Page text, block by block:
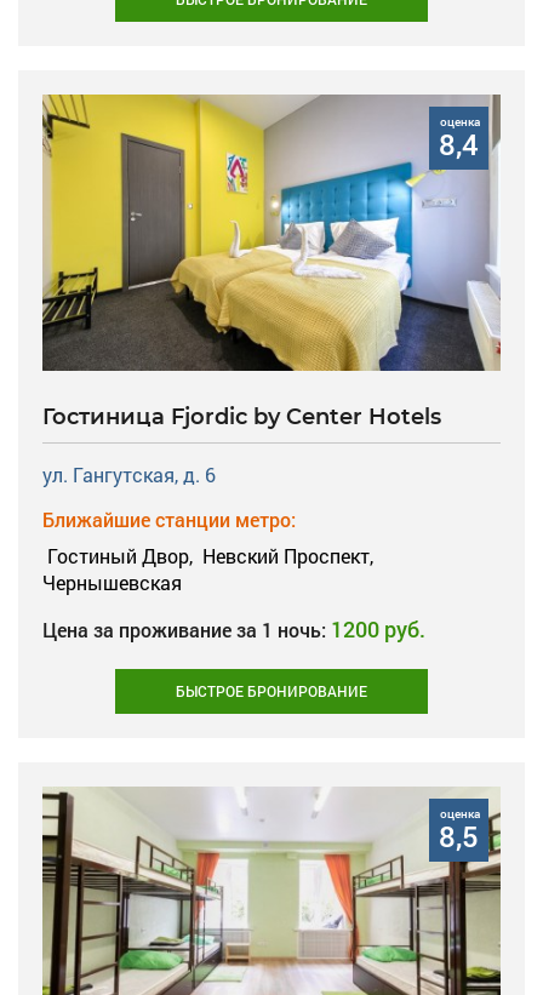
оценка
8,4
Гостиница Fjordic by Center Hotels
ул. Гангутская, д. 6
Ближайшие станции метро:
Гостиный Двор, Невский Проспект,
Чернышевская
Цена за проживание за 1 ночь: 1200 руб.
БЫСТРОЕ БРОНИРОВАНИЕ
оценка
8,5